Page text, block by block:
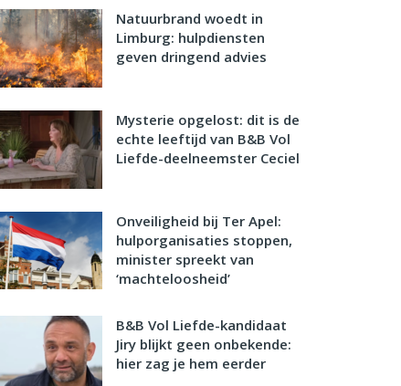
Natuurbrand woedt in
Limburg: hulpdiensten
geven dringend advies
Mysterie opgelost: dit is de
echte leeftijd van B&B Vol
Liefde-deelneemster Ceciel
Onveiligheid bij Ter Apel:
hulporganisaties stoppen,
minister spreekt van
‘machteloosheid’
B&B Vol Liefde-kandidaat
Jiry blijkt geen onbekende:
hier zag je hem eerder